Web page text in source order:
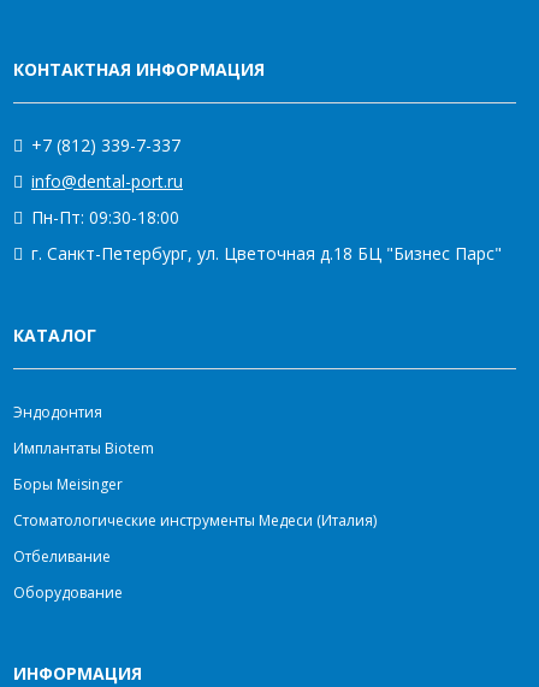
КОНТАКТНАЯ ИНФОРМАЦИЯ
+7 (812) 339-7-337
info@dental-port.ru
Пн-Пт: 09:30-18:00
г. Санкт-Петербург, ул. Цветочная д.18 БЦ "Бизнес Парс"
КАТАЛОГ
Эндодонтия
Имплантаты Biotem
Боры Meisinger
Стоматологические инструменты Медеси (Италия)
Отбеливание
Оборудование
ИНФОРМАЦИЯ